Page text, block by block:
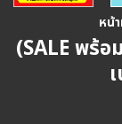
หน้
(SALE พร้อ